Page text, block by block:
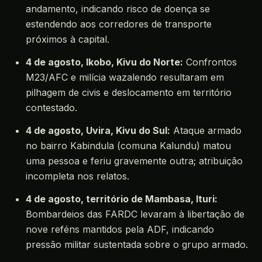
andamento, indicando risco de doença se
estendendo aos corredores de transporte
próximos à capital.
4 de agosto, Ikobo, Kivu do Norte: Confrontos
M23/AFC e milícia wazalendo resultaram em
pilhagem de civis e deslocamento em território
contestado.
4 de agosto, Uvira, Kivu do Sul: Ataque armado
no bairro Kabindula (comuna Kalundu) matou
uma pessoa e feriu gravemente outra; atribuição
incompleta nos relatos.
4 de agosto, território de Mambasa, Ituri:
Bombardeios das FARDC levaram à libertação de
nove reféns mantidos pela ADF, indicando
pressão militar sustentada sobre o grupo armado.